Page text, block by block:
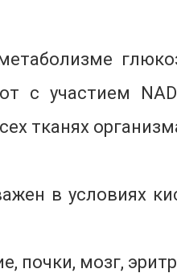
с участием
тканях
в условиях
почки, мозг,